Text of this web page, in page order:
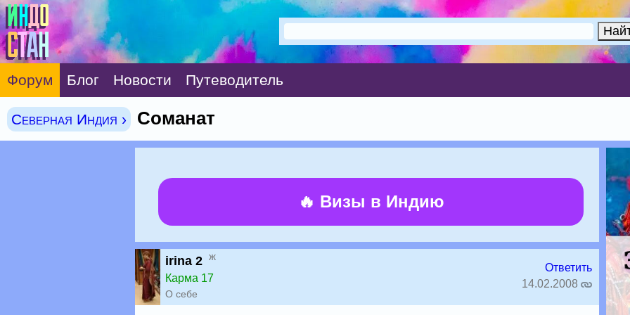
Форум Блог Новости Путеводитель
Северная Индия › Соманат
🔥 Визы в Индию
irina 2 ж
Карма 17
О себе
Ответить
14.02.2008